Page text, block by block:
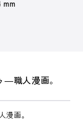
職人漫画。
画。